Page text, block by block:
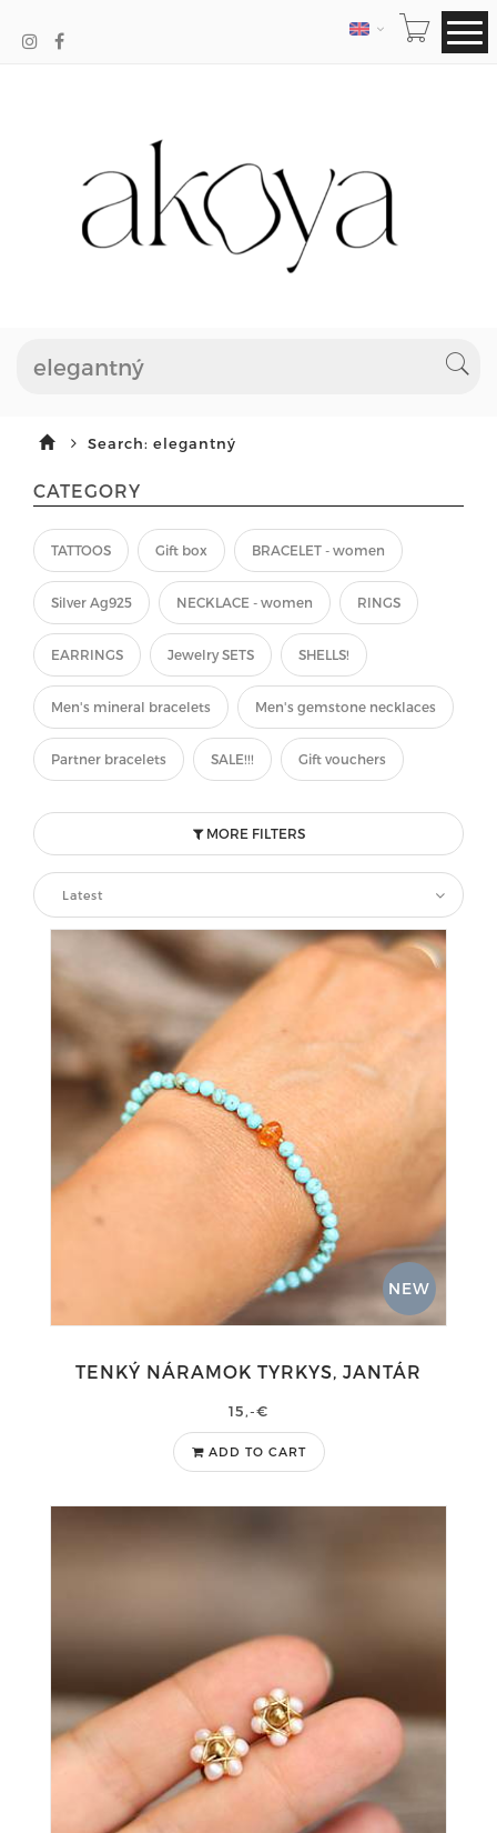
LANGUAGE
Search: elegantný
CATEGORY
TATTOOS Gift box BRACELET - women
Silver Ag925 NECKLACE - women RINGS
EARRINGS Jewelry SETS SHELLS!
Men's mineral bracelets Men's gemstone necklaces
Partner bracelets SALE!!! Gift vouchers
MORE FILTERS
Latest
NEW
TENKÝ NÁRAMOK TYRKYS, JANTÁR
15,-€
ADD TO CART